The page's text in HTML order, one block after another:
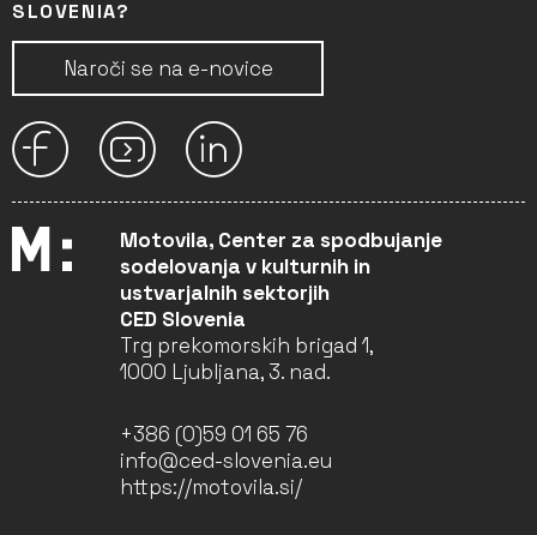
SLOVENIA?
Naroči se na e-novice
Motovila, Center za spodbujanje
sodelovanja v kulturnih in
ustvarjalnih sektorjih
CED Slovenia
Trg prekomorskih brigad 1,
1000 Ljubljana, 3. nad.
+386 (0)59 01 65 76
info@ced-slovenia.eu
https://motovila.si/